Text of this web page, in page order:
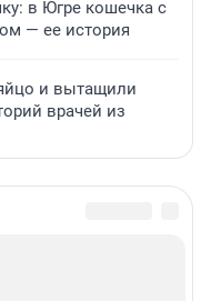
в Югре кошечка с
— ее история
и вытащили
врачей из